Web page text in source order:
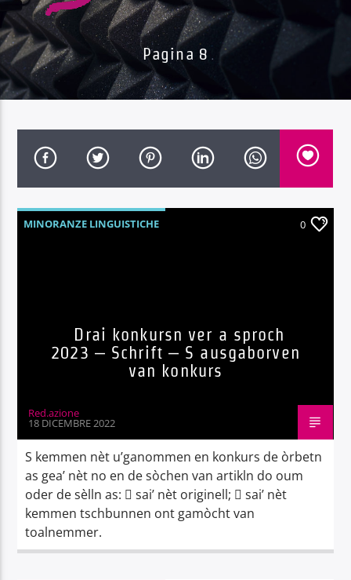
Traccia corrente
Titolo
Artista
Radio Dolomiti
Pagina 8
MINORANZE LINGUISTICHE 0
Drai konkursn ver a sproch
2023 – Schrift – S ausgaborven
van konkurs
Red.azione
18 DICEMBRE 2022
S kemmen nèt u’ganommen en konkurs de òrbetn
as gea’ nèt no en de sòchen van artikln do oum
oder de sèlln as:  sai’ nèt originell;  sai’ nèt
kemmen tschbunnen ont gamòcht van
toalnemmer.